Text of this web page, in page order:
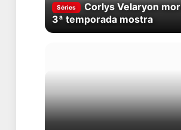
Séries
Corlys Velaryon
3ª temporada mostra